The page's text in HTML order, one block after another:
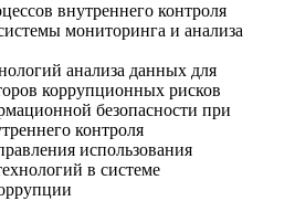
внутреннего контроля
мониторинга и анализа
анализа данных для
коррупционных рисков
безопасности при
контроля
использования
в системе